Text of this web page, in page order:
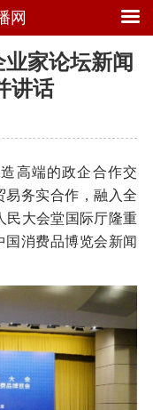
网
家论坛新闻
讲话
高端的政企合作交
务实合作，融入全
民大会堂国际厅隆重
消费品博览会新闻